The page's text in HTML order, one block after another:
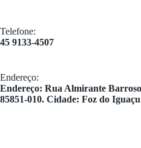
Telefone:
45 9133-4507
Endereço:
​Endereço: Rua Almirante
85851-010. Cidade: Foz do Iguaçu